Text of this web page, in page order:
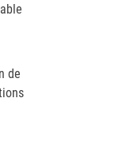
de